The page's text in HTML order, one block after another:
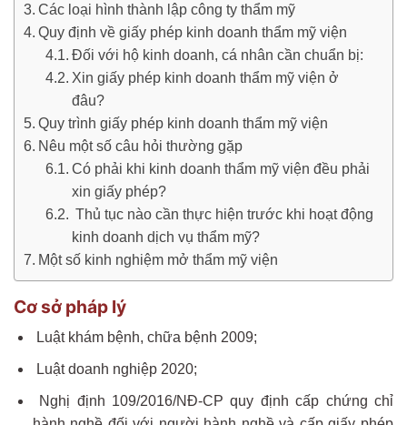
Các loại hình thành lập công ty thẩm mỹ
Quy định về giấy phép kinh doanh thẩm mỹ viện
Đối với hộ kinh doanh, cá nhân cần chuẩn bị:
Xin giấy phép kinh doanh thẩm mỹ viện ở
đâu?
Quy trình giấy phép kinh doanh thẩm mỹ viện
Nêu một số câu hỏi thường gặp
Có phải khi kinh doanh thẩm mỹ viện đều phải
xin giấy phép?
Thủ tục nào cần thực hiện trước khi hoạt động
kinh doanh dịch vụ thẩm mỹ?
Một số kinh nghiệm mở thẩm mỹ viện
Cơ sở pháp lý
Luật khám bệnh, chữa bệnh 2009;
Luật doanh nghiệp 2020;
Nghị định 109/2016/NĐ-CP quy định cấp chứng chỉ